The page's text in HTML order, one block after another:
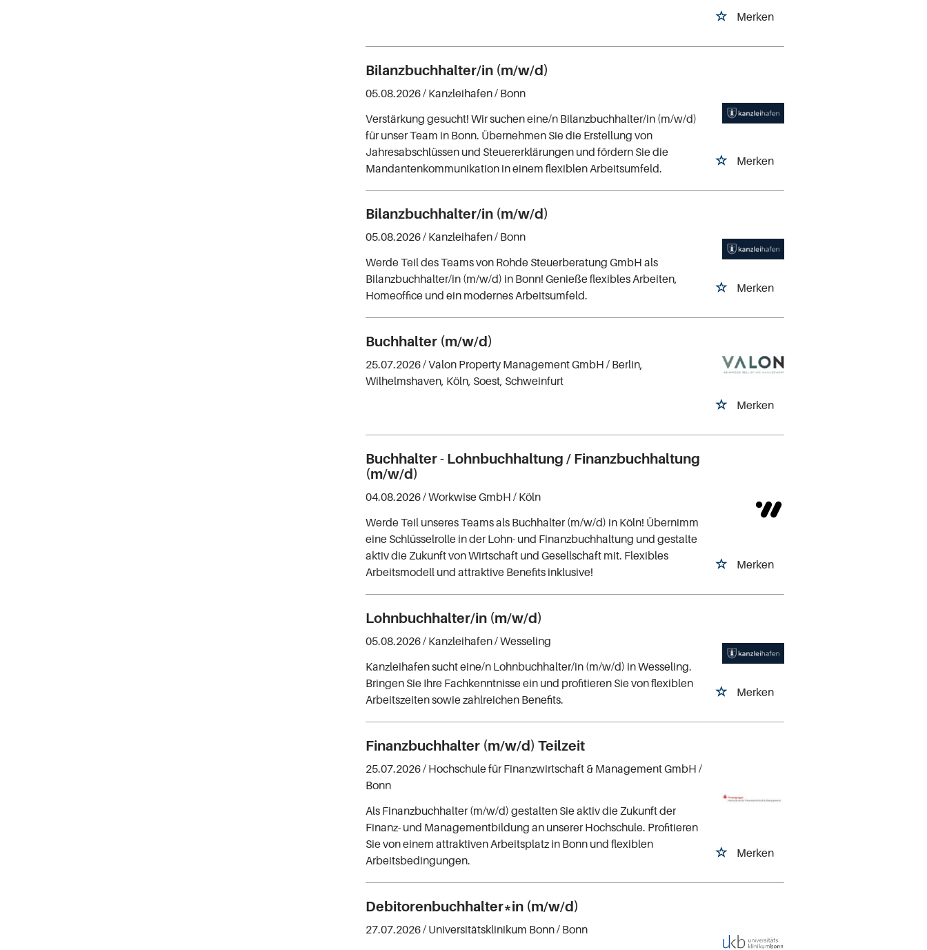
Merken
Bilanzbuchhalter/in (m/w/d)
Merken
05.08.2026 / Kanzleihafen/ Bonn
Verstärkung gesucht! Wir suchen eine/n Bilanzbuchhalter/in (m/w/d)
für unser Team in Bonn. Übernehmen Sie die Erstellung von
Jahresabschlüssen und Steuererklärungen und fördern Sie die
Mandantenkommunikation in einem flexiblen Arbeitsumfeld.
Bilanzbuchhalter/in (m/w/d)
Merken
05.08.2026 / Kanzleihafen/ Bonn
Werde Teil des Teams von Rohde Steuerberatung GmbH als
Bilanzbuchhalter/in (m/w/d) in Bonn! Genieße flexibles Arbeiten,
Homeoffice und ein modernes Arbeitsumfeld.
Buchhalter (m/w/d)
Merken
25.07.2026 /Valon Property Management GmbH / Berlin,
Wilhelmshaven, Köln, Soest, Schweinfurt
Buchhalter - Lohnbuchhaltung / Finanzbuchhaltung
(m/w/d)
Merken
04.08.2026 /Workwise GmbH / Köln
Werde Teil unseres Teams als Buchhalter (m/w/d) in Köln! Übernimm
eine Schlüsselrolle in der Lohn- und Finanzbuchhaltung und gestalte
aktiv die Zukunft von Wirtschaft und Gesellschaft mit. Flexibles
Arbeitsmodell und attraktive Benefits inklusive!
Lohnbuchhalter/in (m/w/d)
Merken
05.08.2026 / Kanzleihafen/ Wesseling
Kanzleihafen sucht eine/n Lohnbuchhalter/in (m/w/d) in Wesseling.
Bringen Sie Ihre Fachkenntnisse ein und profitieren Sie von flexiblen
Arbeitszeiten sowie zahlreichen Benefits.
Finanzbuchhalter (m/w/d) Teilzeit
Merken
25.07.2026 / Hochschule für Finanzwirtschaft & Management GmbH /
Bonn
Als Finanzbuchhalter (m/w/d) gestalten Sie aktiv die Zukunft der
Finanz- und Managementbildung an unserer Hochschule. Profitieren
Sie von einem attraktiven Arbeitsplatz in Bonn und flexiblen
Arbeitsbedingungen.
Debitorenbuchhalter*in (m/w/d)
27.07.2026 / Universitätsklinikum Bonn/ Bonn